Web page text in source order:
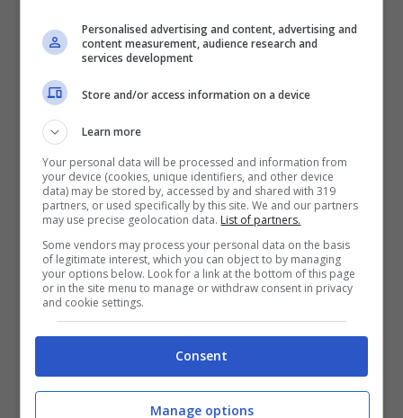
Che fine hanno fatto gli ex compagni
di Dejan?
Tralasciando il casoJavier Zanetti
bandiera nerazzurra che ancora oggi milita
nel club come vicepresidente, in quell’Inter
giocava anche ilChino Recoba, altro
calciatore amatissimo dai tifosi.
Indimenticabile, oggi allena le giovanili del
di Montevideo. E a proposito di
Personalised advertising and content, advertising and
content measurement, audience research and
services development
Store and/or access information on a device
Learn more
Your personal data will be processed and information from
your device (cookies, unique identifiers, and other device
data) may be stored by, accessed by and shared with 319
partners, or used specifically by this site. We and our partners
may use precise geolocation data. List of partners.
Some vendors may process your personal data on the basis
of legitimate interest, which you can object to by managing
your options below. Look for a link at the bottom of this page
or in the site menu to manage or withdraw consent in privacy
and cookie settings.
Consent
Manage options